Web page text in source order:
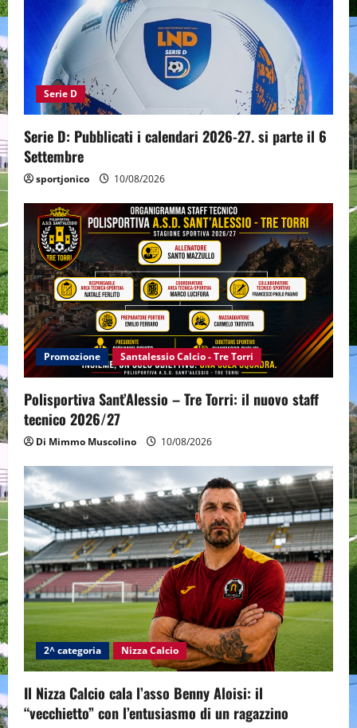
Serie D
Serie D: Pubblicati i calendari 2026-27. si parte il 6
Settembre
sportjonico 10/08/2026
Promozione Santalessio Calcio - Tre Torri
Polisportiva Sant’Alessio – Tre Torri: il nuovo staff
tecnico 2026/27
Di Mimmo Muscolino 10/08/2026
2^ categoria Nizza Calcio
Il Nizza Calcio cala l’asso Benny Aloisi: il
“vecchietto” con l’entusiasmo di un ragazzino